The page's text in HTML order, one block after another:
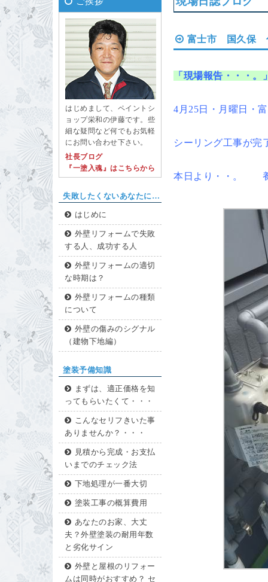
はじめまして、ペイントシ
ョップ栄和の伊藤です。些
細な疑問など何でもお気軽
にお問い合わせ下さい。
社長ブログ
『一塗入魂』はこちらから
失敗したくないあなたに…
はじめに
外壁リフォームで失敗
する人、成功する人
外壁リフォームの適切
な時期は？
外壁リフォームの種類
について
外壁の傷みのシグナル
（建物下地編）
塗装予備知識
まずは、適正価格を知
ってもらいたくて・・・
こんなセリフきいた事
ありませんか？・・・
見積から完成・お支払
いまでのチェック法
下地処理が一番大切
塗装工事の概算費用
あなたのお家、大丈
夫？外壁塗装の耐用年数
と劣化サイン
外壁と屋根のリフォー
ムは同時がおすすめ？ セ
富士市 国久保
「現場報告・・・。
4月25日・月曜日・
シーリング工事が完
本日より・・。 養